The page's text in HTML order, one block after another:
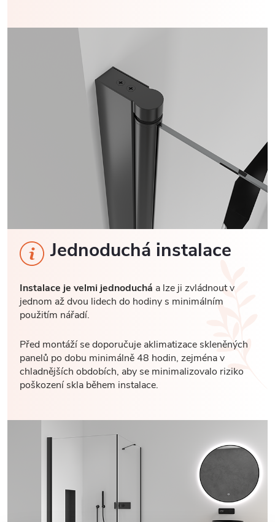
Jednoduchá instalace
Instalace je velmi jednoduchá a lze ji zvládnout v
jednom až dvou lidech do hodiny s minimálním
použitím nářadí.
Před montáží se doporučuje aklimatizace skleněných
panelů po dobu minimálně 48 hodin, zejména v
chladnějších obdobích, aby se minimalizovalo riziko
poškození skla během instalace.